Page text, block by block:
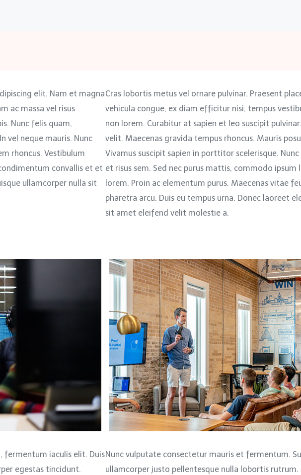
elit. Nam et magna
ac massa vel risus
Nunc felis quam,
vel neque mauris. Nunc
rhoncus. Vestibulum
convallis et et
ullamcorper nulla sit
Cras lobortis metus vel ornare pulvinar. Praesent
vehicula congue, ex diam efficitur nisi, tempus
non lorem. Curabitur at sapien et leo suscipit
velit. Maecenas gravida tempus rhoncus. Mauris
Vivamus suscipit sapien in porttitor scelerisque. Nunc
et risus sem. Sed nec purus mattis, commodo
lorem. Proin ac elementum purus. Maecenas vitae
pharetra arcu. Duis eu tempus urna. Donec laoreet
sit amet eleifend velit molestie a.
fermentum iaculis elit. Duis
egestas tincidunt.
Nunc vulputate consectetur mauris et fermentum.
ullamcorper justo pellentesque nulla lobortis rutrum.